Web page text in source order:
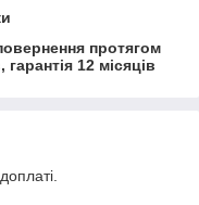
протягом
гарантія 12 місяців